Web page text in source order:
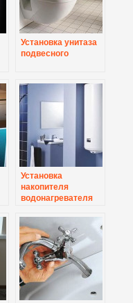
Установка унитаза
подвесного
Установка
накопителя
водонагревателя